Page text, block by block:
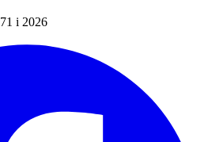
71 i 2026